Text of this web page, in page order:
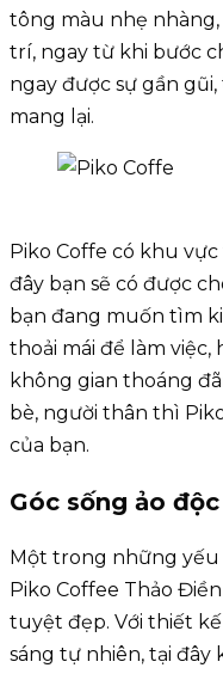
tông màu nhẹ nhàng,
trí, ngay từ khi bước
ngay được sự gần
mang lại.
Piko Coffe có khu
đây bạn sẽ có được
bạn đang muốn tìm
thoải mái để làm việc,
không gian thoáng
bè, người thân thì
của bạn.
Góc sống ảo
Một trong những
Piko Coffee Thảo
tuyệt đẹp. Với thiết
sáng tự nhiên, tại đây